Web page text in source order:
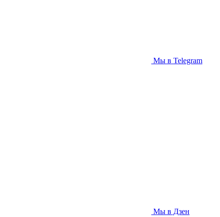
Мы в Telegram
Мы в Дзен